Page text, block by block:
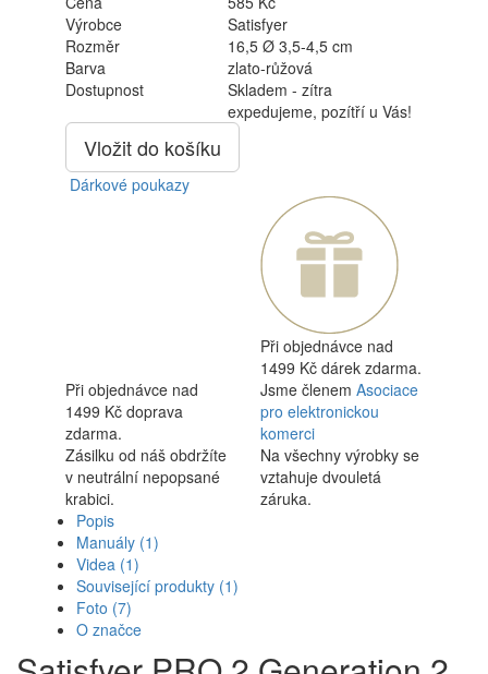
Výrobce
Satisfyer
Rozměr
16,5 Ø 3,5-4,5 cm
Barva
zlato-růžová
Dostupnost
Skladem - zítra
expedujeme, pozítří u Vás!
Vložit do košíku
Dárkové poukazy
Při objednávce nad
1499 Kč dárek zdarma.
Při objednávce nad
1499 Kč doprava
zdarma.
Jsme členem Asociace
pro elektronickou
komerci
Zásilku od náš obdržíte
v neutrální nepopsané
krabici.
Na všechny výrobky se
vztahuje dvouletá
záruka.
Popis
Manuály (1)
Videa (1)
Související produkty (1)
Foto (7)
O značce